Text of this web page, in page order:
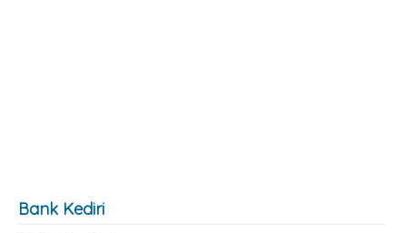
Bank Kediri